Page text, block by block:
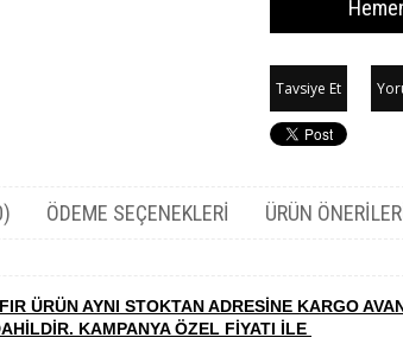
Tavsiye Et
ÖDEME SEÇENEKLERI ÜRÜN
ÜRÜN AYNI STOKTAN ADRESİNE KARGO
KAMPANYA ÖZEL FİYATI İLE